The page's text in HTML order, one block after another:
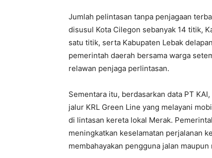
Jumlah pelintasan tanpa penjagaan
disusul Kota Cilegon sebanyak 14 titik,
satu titik, serta Kabupaten Lebak
pemerintah daerah bersama warga
relawan penjaga perlintasan.
Sementara itu, berdasarkan data PT
jalur KRL Green Line yang melayani
di lintasan kereta lokal Merak.
meningkatkan keselamatan perjalanan
membahayakan pengguna jalan